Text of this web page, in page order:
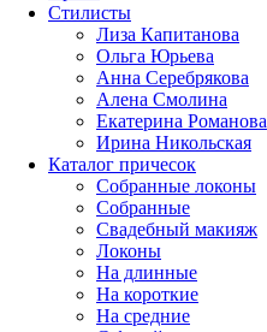
Стилисты
Лиза Капитанова
Ольга Юрьева
Анна Серебрякова
Алена Смолина
Екатерина Романова
Ирина Никольская
Каталог причесок
Собранные локоны
Собранные
Свадебный макияж
Локоны
На длинные
На короткие
На средние